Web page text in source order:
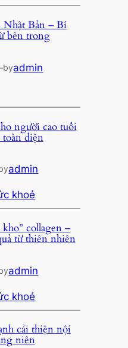
Nhật Bản – Bí
bên trong
byadmin
người cao tuổi
toàn diện
admin
khoẻ
kho” collagen –
từ thiên nhiên
admin
khoẻ
cải thiện nội
niên